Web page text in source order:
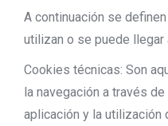
A continuación se
utilizan o se puede llegar
Cookies técnicas: Son
la navegación a través
aplicación y la